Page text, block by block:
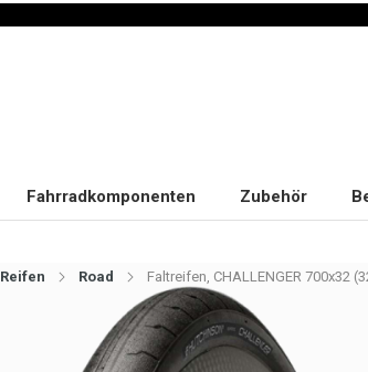
Fahrradkomponenten Zubehör
Reifen Road Faltreifen, CHALLENGER 700x32